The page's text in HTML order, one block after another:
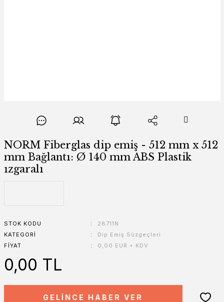
NORM Fiberglas dip emiş - 512 mm x 512
mm Bağlantı: Ø 140 mm ABS Plastik
ızgaralı
STOK KODU
28711N
KATEGORI
Dip Emiş Süzgeçleri
FIYAT
0,00 EUR + KDV
0,00 TL
GELİNCE HABER VER